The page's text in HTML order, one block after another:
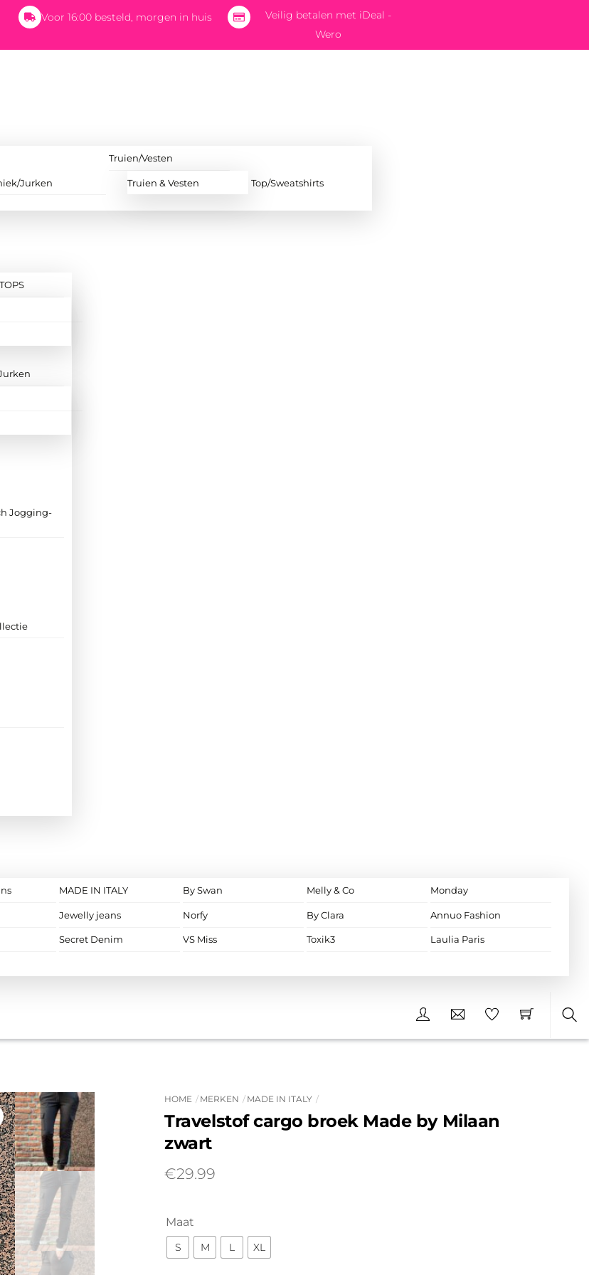
Voor 16:00 besteld, morgen in huis
Veilig betalen met iDeal -
Wero
Jurken
Truien/Vesten
Truien & Vesten Top/Sweatshirts
Jogging-
MADE IN ITALY By Swan Melly & Co Monday
Jewelly jeans Norfy By Clara Annuo Fashion
Secret Denim VS Miss Toxik3 Laulia Paris
HOME MERKEN MADE IN ITALY
Travelstof cargo broek Made by Milaan
zwart
€29.99
Maat
S M L XL